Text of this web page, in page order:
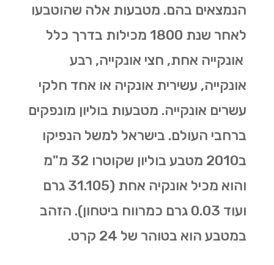
הנמצאים בהם. מטבעות אלה שהוטבעו
לאחר שנת 1800 מכילות בדרך כלל
אונקייה אחת, חצי אונקייה, רבע
אונקייה, עשירית אונקיה או אחד חלקי
עשרים אונקייה. מטבעות בוליון מונפקים
ברחבי העולם. בישראל למשל הנפיקו
ב2010 מטבע בוליון שקוטרו 32 מ"מ
והוא מכיל אונקיה אחת (31.105 גרם
ועוד 0.03 גרם כמרווח ביטחון). הזהב
במטבע הוא בטוהר של 24 קרט.